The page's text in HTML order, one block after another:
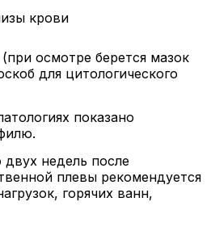
крови
осмотре берется мазок
для цитологического
показано
недель после
плевы рекомендуется
горячих ванн,